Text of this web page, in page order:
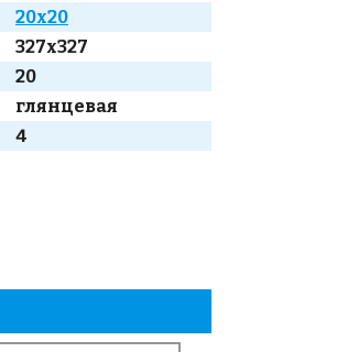
20x20
327x327
20
глянцевая
4